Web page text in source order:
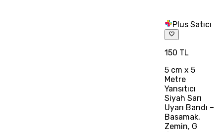
Plus Satıcı
150 TL
5 cm x 5
Metre
Yansıtıcı
Siyah Sarı
Uyarı Bandı –
Basamak,
Zemin, G